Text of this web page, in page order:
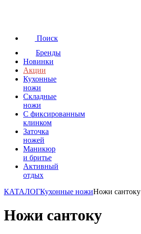
Поиск
Бренды
Новинки
Акции
Кухонные
ножи
Складные
ножи
C фиксированным
клинком
Заточка
ножей
Маникюр
и бритье
Активный
отдых
КАТАЛОГКухонные ножиНожи сантоку
Ножи сантоку